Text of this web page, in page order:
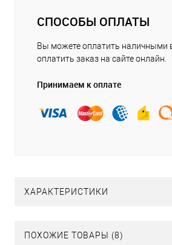
СПОСОБЫ ОПЛАТЫ
Вы можете оплатить наличными
оплатить заказ на сайте онлайн.
Принимаем к оплате
ХАРАКТЕРИСТИКИ
ПОХОЖИЕ ТОВАРЫ (8)